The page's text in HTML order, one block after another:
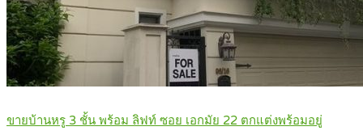
ขายบ้านหรู 3 ชั้น พร้อม ลิฟท์ ซอย เอกมัย 22 ตกแต่งพร้อมอยู่